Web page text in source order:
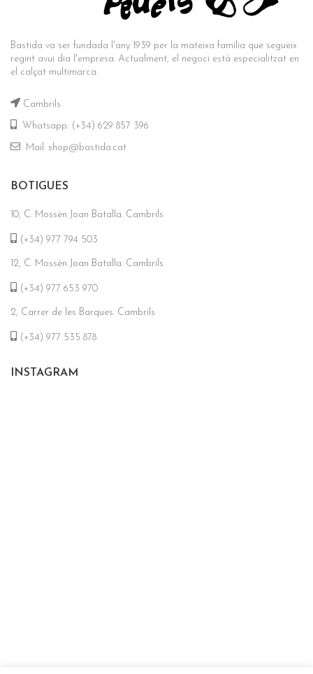
Bastida va ser fundada l'any 1939 per la mateixa família que segueix
regint avui dia l'empresa. Actualment, el negoci està especialitzat en
el calçat multimarca.
Cambrils
Whatsapp: (+34) 629 857 396
Mail: shop@bastida.cat
BOTIGUES
10, C. Mossèn Joan Batalla. Cambrils
(+34) 977 794 503
12, C. Mossèn Joan Batalla. Cambrils
(+34) 977 653 970
2, Carrer de les Barques. Cambrils
(+34) 977 535 878
INSTAGRAM